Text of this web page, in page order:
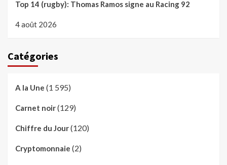
Top 14 (rugby): Thomas Ramos signe au Racing 92
4 août 2026
Catégories
A la Une (1 595)
Carnet noir(129)
Chiffre du Jour(120)
Cryptomonnaie (2)